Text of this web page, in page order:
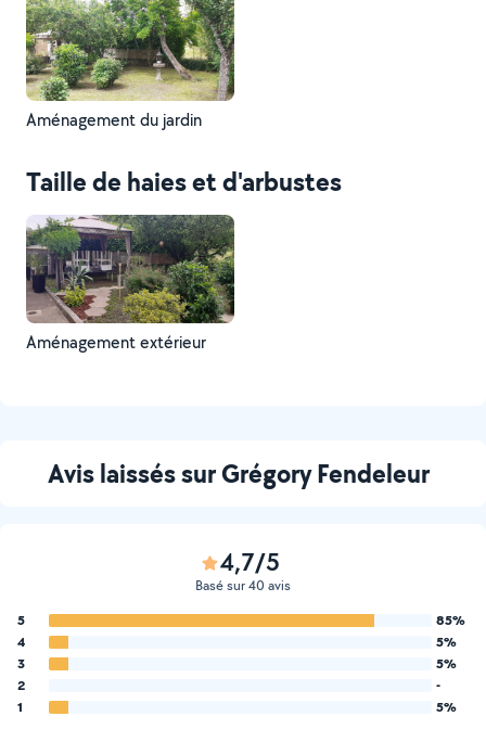
Aménagement du jardin
Taille de haies et d'arbustes
Aménagement extérieur
Avis laissés sur Grégory Fendeleur
4,7/5
Basé sur 40 avis
5
85%
4
5%
3
5%
2
-
1
5%